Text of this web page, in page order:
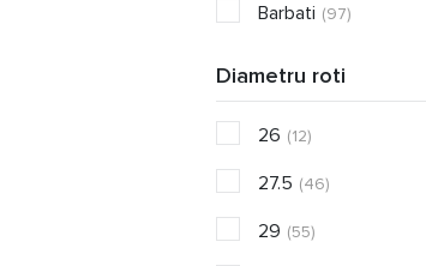
Barbati (97)
Diametru roti
26 (12)
27.5 (46)
29 (55)